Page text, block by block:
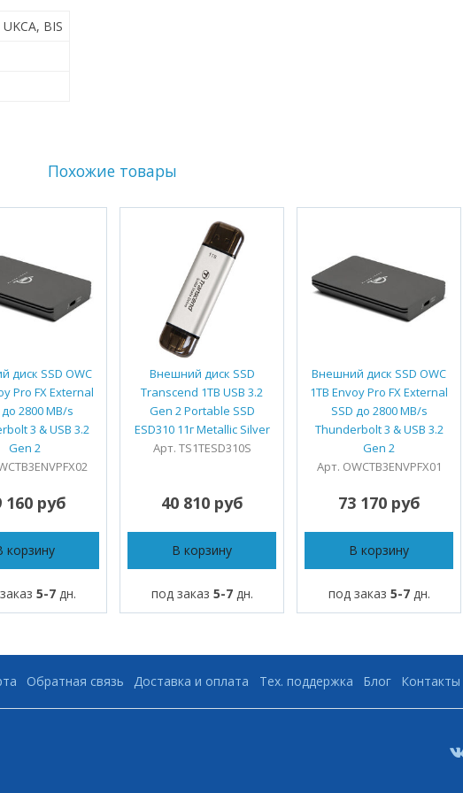
BIS
Похожие товары
диск SSD OWC
Pro FX External
до 2800 MB/s
3 & USB 3.2
Gen 2
160 руб
корзину
5-7дн.
Внешний диск SSD
Transcend 1TB USB 3.2
Gen 2 Portable SSD
ESD310 11г Metallic Silver
Арт. TS1TESD310S
40 810 руб
В корзину
под заказ 5-7дн.
Внешний диск SSD OWC
1TB Envoy Pro FX External
SSD до 2800 MB/s
Thunderbolt 3 & USB 3.2
Gen 2
Арт. OWCTB3ENVPFX01
73 170 руб
В корзину
под заказ 5-7дн.
Обратная связь Доставка и оплата Тех. поддержка Блог Контакты